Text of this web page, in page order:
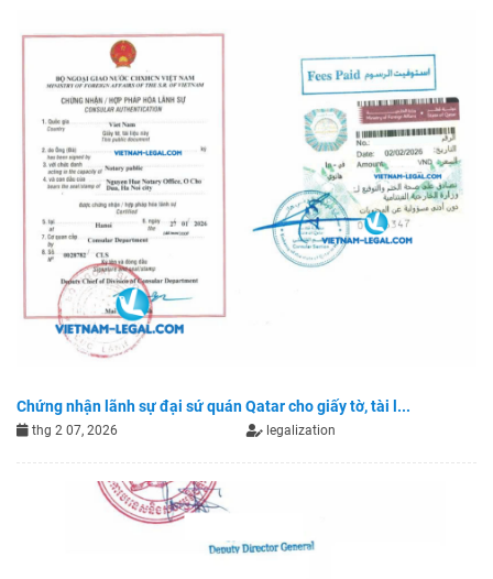
Chứng nhận lãnh sự đại sứ quán Qatar cho giấy tờ, tài l...
thg 2 07, 2026 legalization